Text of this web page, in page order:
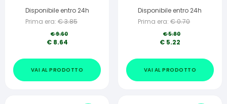
Disponibile entro 24h
Prima era: €3.85
€9.60
€ 8.64
VAI AL PRODOTTO
Disponibile entro 24h
Prima era: €0.70
€5.80
€ 5.22
VAI AL PRODOTTO